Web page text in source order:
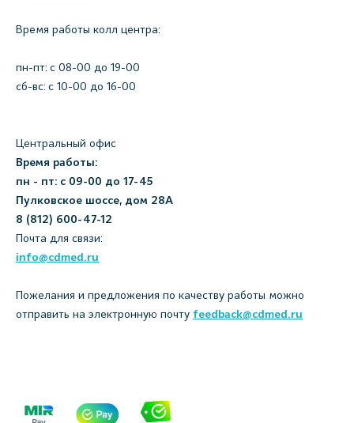
Время работы колл центра:
пн-пт: c 08-00 до 19-00
сб-вс: с 10-00 до 16-00
Центральный офис
Время работы:
пн - пт: с 09-00 до 17-45
Пулковское шоссе, дом 28А
8 (812) 600-47-12
Почта для связи:
info@cdmed.ru
Пожелания и предложения по качеству работы можно
отправить на электронную почту feedback@cdmed.ru